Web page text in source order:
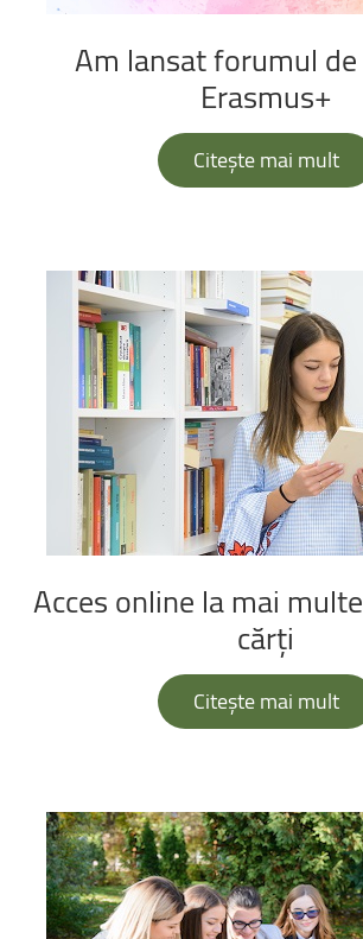
Am lansatforumul de
Erasmus+
Citește mai mult
Acces online lamai multe
cărți
Citește mai mult